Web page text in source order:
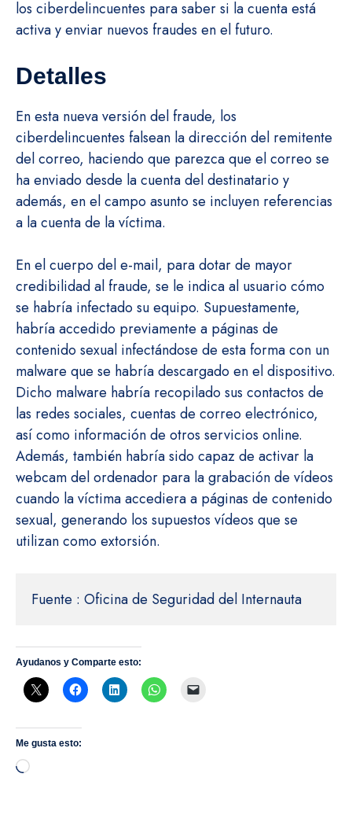
los ciberdelincuentes para saber si la cuenta está
activa y enviar nuevos fraudes en el futuro.
Detalles
En esta nueva versión del fraude, los
ciberdelincuentes falsean la dirección del remitente
del correo, haciendo que parezca que el correo se
ha enviado desde la cuenta del destinatario y
además, en el campo asunto se incluyen referencias
a la cuenta de la víctima.
En el cuerpo del e-mail, para dotar de mayor
credibilidad al fraude, se le indica al usuario cómo
se habría infectado su equipo. Supuestamente,
habría accedido previamente a páginas de
contenido sexual infectándose de esta forma con un
malware que se habría descargado en el dispositivo.
Dicho malware habría recopilado sus contactos de
las redes sociales, cuentas de correo electrónico,
así como información de otros servicios online.
Además, también habría sido capaz de activar la
webcam del ordenador para la grabación de vídeos
cuando la víctima accediera a páginas de contenido
sexual, generando los supuestos vídeos que se
utilizan como extorsión.
Fuente : Oficina de Seguridad del Internauta
Ayudanos y Comparte esto:
Me gusta esto:
Cargando...